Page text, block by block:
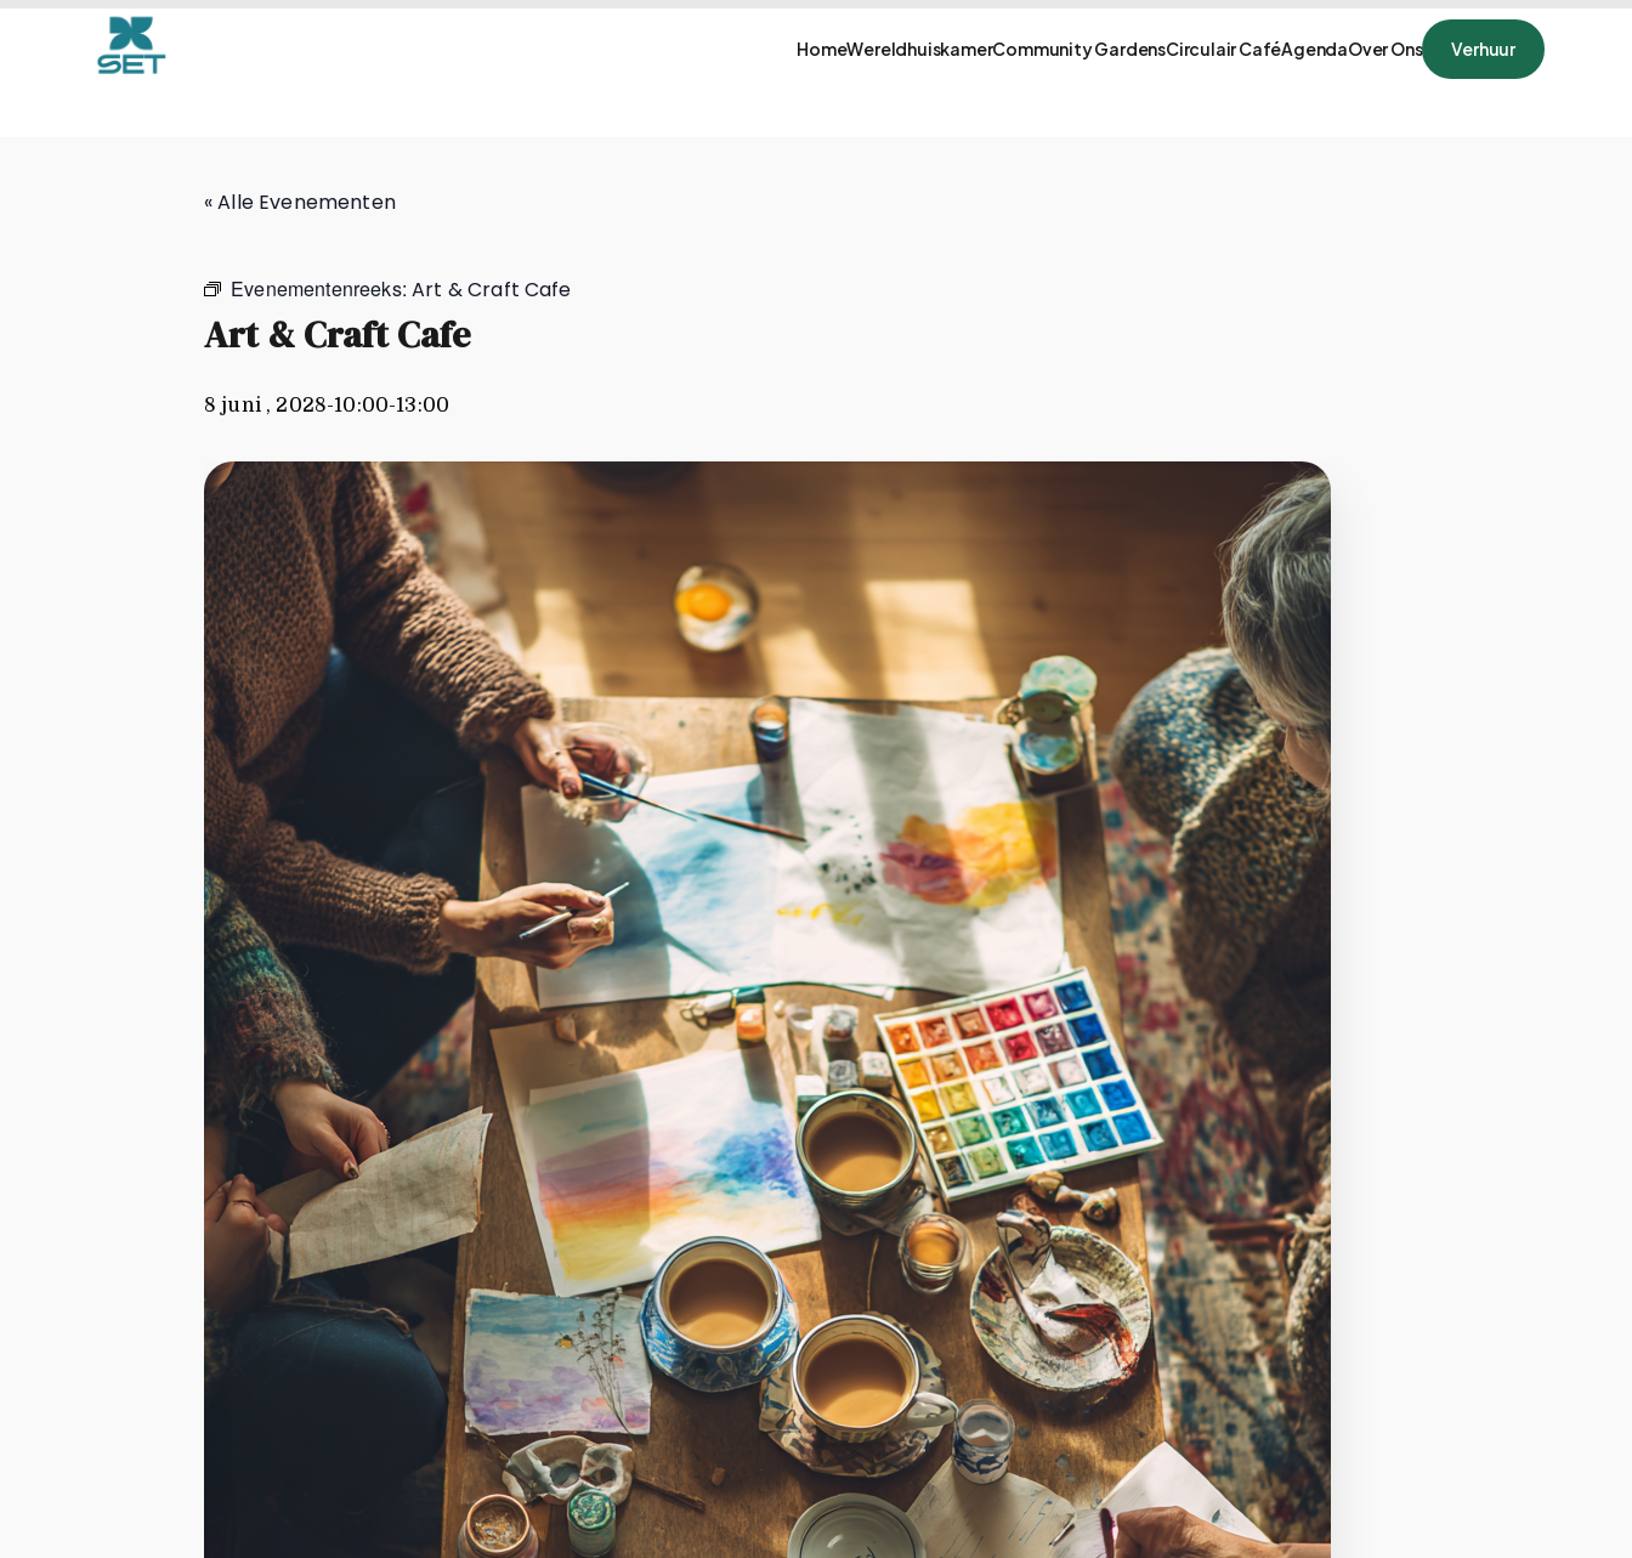
HomeWereldhuiskamerCommunity GardensCirculair CaféAgendaOver Ons Verhuur
Art & Craft Cafe
« Alle Evenementen
Evenementenreeks:Art & Craft Cafe
Art & Craft Cafe
8 juni , 2028-10:00-13:00